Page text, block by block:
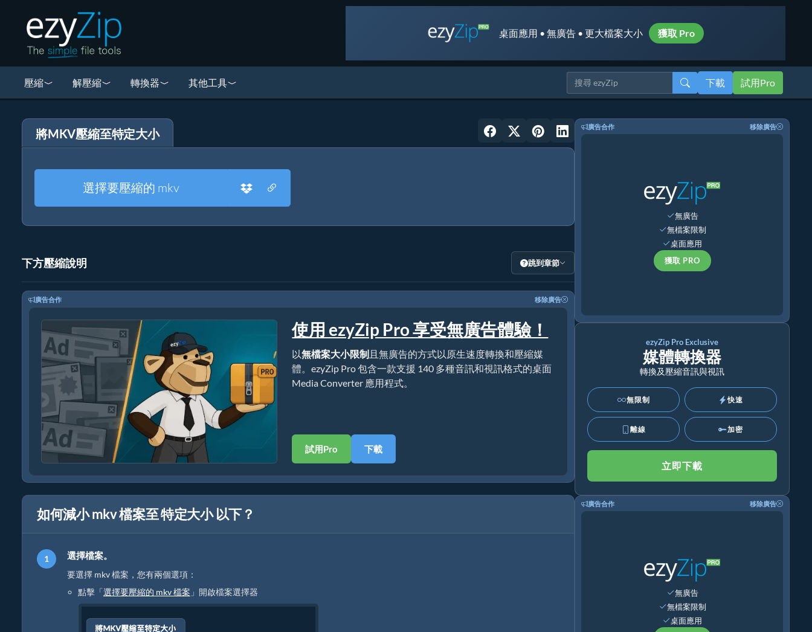
桌面應用 • 無廣告 • 更大檔案大小 獲取 Pro
壓縮 解壓縮 轉換器 其他工具 下載 試用Pro
將MKV壓縮至特定大小
選擇要壓縮的 mkv
下方壓縮說明 跳到章節
廣告合作 移除廣告
使用 ezyZip Pro 享受無廣告體驗！
以無檔案大小限制且無廣告的方式以原生速度轉換和壓縮媒
體。ezyZip Pro 包含一款支援 140 多種音訊和視訊格式的桌面
Media Converter 應用程式。
試用Pro 下載
如何減小 mkv 檔案至 特定大小 以下？
選擇檔案。
要選擇 mkv 檔案，您有兩個選項：
點擊「選擇要壓縮的 mkv 檔案 」開啟檔案選擇器
廣告合作 移除廣告
無廣告
無檔案限制
桌面應用
獲取 PRO
ezyZip Pro Exclusive
媒體轉換器
轉換及壓縮音訊與視訊
無限制 快速
離線 加密
立即下載
廣告合作 移除廣告
無廣告
無檔案限制
桌面應用